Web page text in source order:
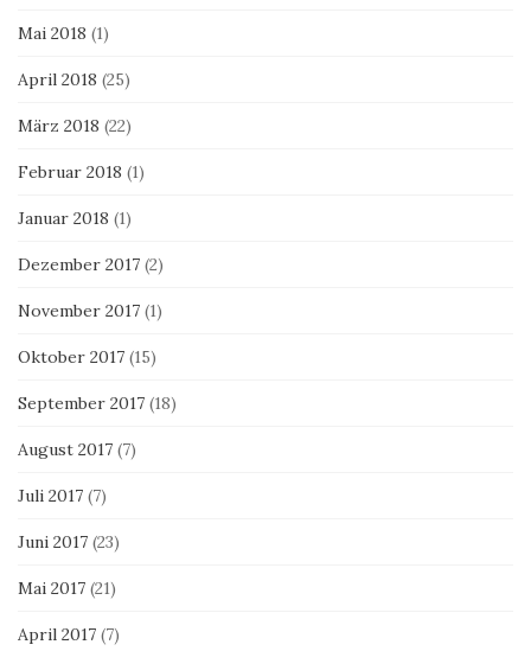
Mai 2018 (1)
April 2018 (25)
März 2018 (22)
Februar 2018 (1)
Januar 2018 (1)
Dezember 2017 (2)
November 2017 (1)
Oktober 2017 (15)
September 2017 (18)
August 2017 (7)
Juli 2017 (7)
Juni 2017 (23)
Mai 2017 (21)
April 2017 (7)